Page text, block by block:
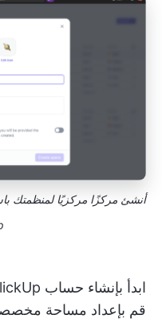
أنشئ مركزًا مركزيًا لمنظمتك
قم بإعداد مساحة